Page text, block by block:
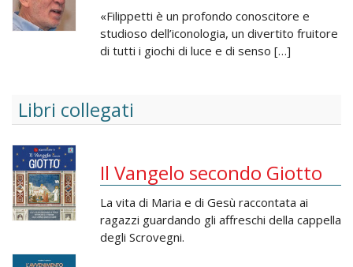
«Filippetti è un profondo conoscitore e
studioso dell’iconologia, un divertito fruitore
di tutti i giochi di luce e di senso […]
Libri collegati
Il Vangelo secondo Giotto
La vita di Maria e di Gesù raccontata ai
ragazzi guardando gli affreschi della cappella
degli Scrovegni.